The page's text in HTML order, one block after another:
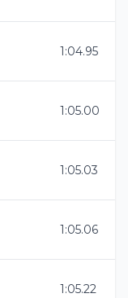
1:04.95
1:05.00
1:05.03
1:05.06
1:05.22